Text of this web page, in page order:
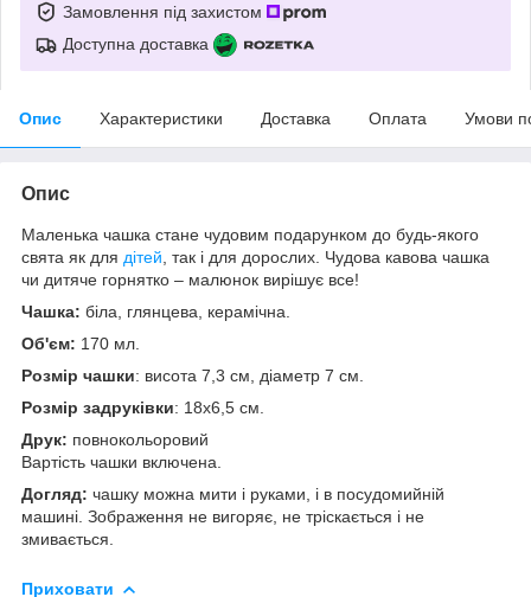
Замовлення під захистом
Доступна доставка
Опис Характеристики Доставка Оплата Умови
Опис
Маленька чашка стане чудовим подарунком до будь-якого
свята як для дітей , так і для дорослих. Чудова кавова чашка
чи дитяче горнятко – малюнок вирішує все!
Чашка: біла, глянцева, керамічна.
Об'єм: 170 мл.
Розмір чашки: висота 7,3 см, діаметр 7 см.
Розмір задруківки: 18x6,5 см.
Друк: повнокольоровий
Вартість чашки включена.
Догляд: чашку можна мити і руками, і в посудомийній
машині. Зображення не вигоряє, не тріскається і не
змивається.
Приховати